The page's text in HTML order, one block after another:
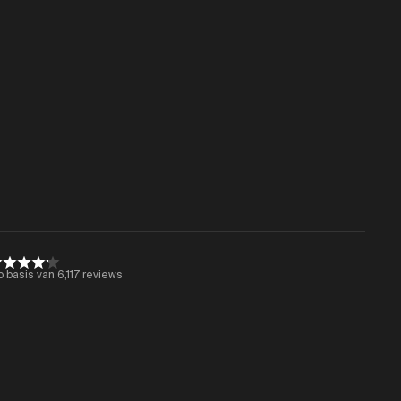
basis van 6,117 reviews